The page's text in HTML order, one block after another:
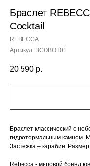
Браслет
Cocktail
REBECCA
Артикул: BCOBOT01
20 590 р.
Браслет классический с
гидротермальным камнем.
Застежка – карабин.
Rebecca - мировой бренд